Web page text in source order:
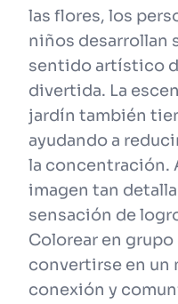
las flores, los
niños desarrollan
sentido artístico
divertida. La
jardín también
ayudando a
la concentración.
imagen tan
sensación de
Colorear en
convertirse en un
conexión y